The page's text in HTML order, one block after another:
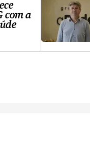
com a